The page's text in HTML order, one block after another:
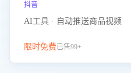
抖音
AI工具 · 自动推送商品视频
限时免费已售99+